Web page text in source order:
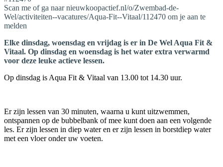
Scan me of ga naar nieuwkoopactief.nl/o/Zwembad-de-
Wel/activiteiten--vacatures/Aqua-Fit--Vitaal/112470 om je aan te
melden
Elke dinsdag, woensdag en vrijdag is er in De Wel Aqua Fit &
Vitaal. Op dinsdag en woensdag is het water extra verwarmd
voor deze leuke actieve lessen.
Op dinsdag is Aqua Fit & Vitaal van 13.00 tot 14.30 uur.
Er zijn lessen van 30 minuten, waarna u kunt uitzwemmen,
ontspannen op de bubbelbank of mee kunt doen aan een volgende
les. Er zijn lessen in diep water en er zijn lessen in borstdiep water
met een vloer onder uw voeten.